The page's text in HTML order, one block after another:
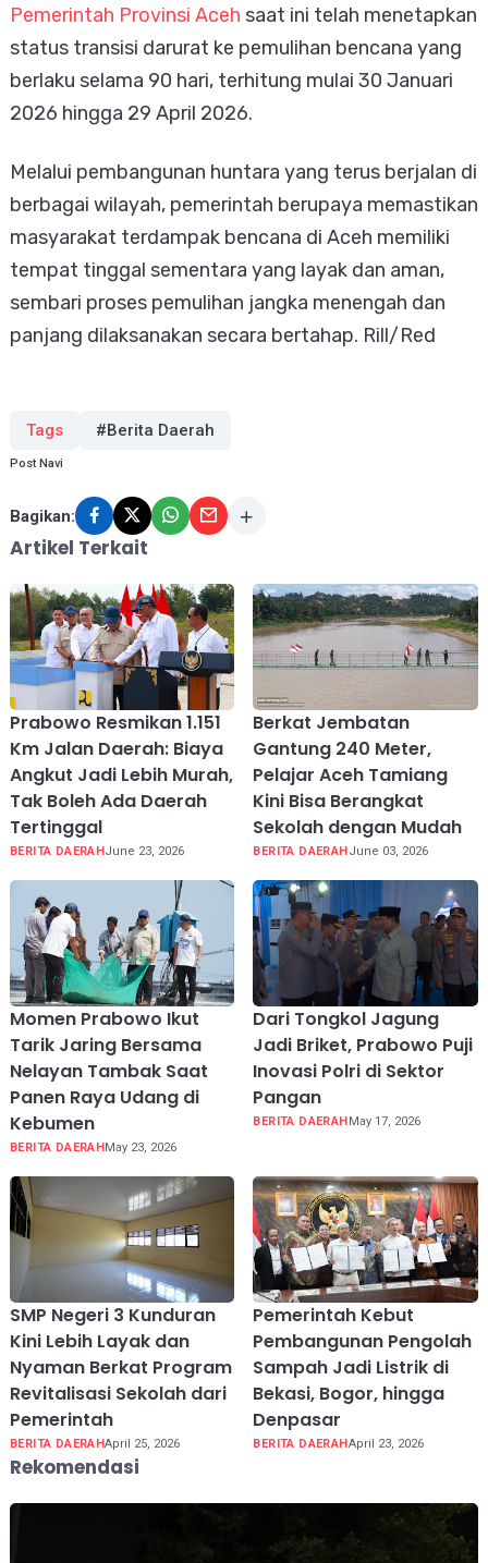
Pemerintah Provinsi Aceh saat ini telah menetapkan
status transisi darurat ke pemulihan bencana yang
berlaku selama 90 hari, terhitung mulai 30 Januari
2026 hingga 29 April 2026.
Melalui pembangunan huntara yang terus berjalan di
berbagai wilayah, pemerintah berupaya memastikan
masyarakat terdampak bencana di Aceh memiliki
tempat tinggal sementara yang layak dan aman,
sembari proses pemulihan jangka menengah dan
panjang dilaksanakan secara bertahap. Rill/Red
Tags #Berita Daerah
Post Navi
Bagikan:
Artikel Terkait
Prabowo Resmikan 1.151
Km Jalan Daerah: Biaya
Angkut Jadi Lebih Murah,
Tak Boleh Ada Daerah
Tertinggal
BERITA DAERAHJune 23, 2026
Berkat Jembatan
Gantung 240 Meter,
Pelajar Aceh Tamiang
Kini Bisa Berangkat
Sekolah dengan Mudah
BERITA DAERAHJune 03, 2026
Momen Prabowo Ikut
Tarik Jaring Bersama
Nelayan Tambak Saat
Panen Raya Udang di
Kebumen
BERITA DAERAHMay 23, 2026
Dari Tongkol Jagung
Jadi Briket, Prabowo Puji
Inovasi Polri di Sektor
Pangan
BERITA DAERAHMay 17, 2026
SMP Negeri 3 Kunduran
Kini Lebih Layak dan
Nyaman Berkat Program
Revitalisasi Sekolah dari
Pemerintah
BERITA DAERAHApril 25, 2026
Pemerintah Kebut
Pembangunan Pengolah
Sampah Jadi Listrik di
Bekasi, Bogor, hingga
Denpasar
BERITA DAERAHApril 23, 2026
Rekomendasi